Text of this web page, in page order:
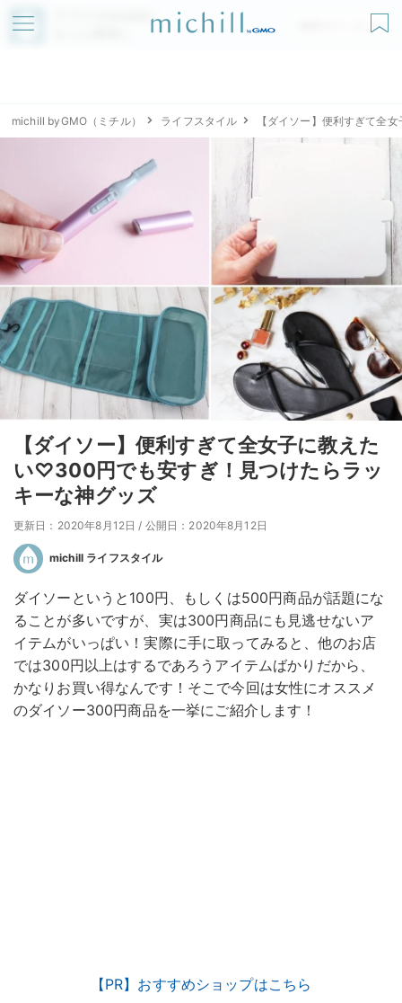
アプリでmichillが
無料ダウンロード
michill byGMO（ミチル） ライフスタイル 【ダイソー】便利すぎて全
【ダイソー】便利すぎて全女子に教えた
い♡300円でも安すぎ！見つけたらラッ
キーな神グッズ
更新日：2020年8月12日 / 公開日：2020年8月12日
michill ライフスタイル
ダイソーというと100円、もしくは500円商品が話題にな
ることが多いですが、実は300円商品にも見逃せないア
イテムがいっぱい！実際に手に取ってみると、他のお店
では300円以上はするであろうアイテムばかりだから、
かなりお買い得なんです！そこで今回は女性にオススメ
のダイソー300円商品を一挙にご紹介します！
【PR】おすすめショップはこちら